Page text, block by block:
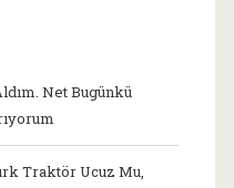
Net Bugünkü
Traktör Ucuz Mu,